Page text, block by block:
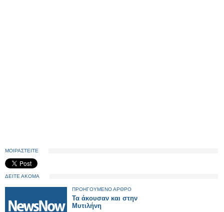
ΜΟΙΡΑΣΤΕΙΤΕ
ΔΕΙΤΕ ΑΚΟΜΑ
ΠΡΟΗΓΟΥΜΕΝΟ ΑΡΘΡΟ
Τα άκουσαν και στην
Μυτιλήνη